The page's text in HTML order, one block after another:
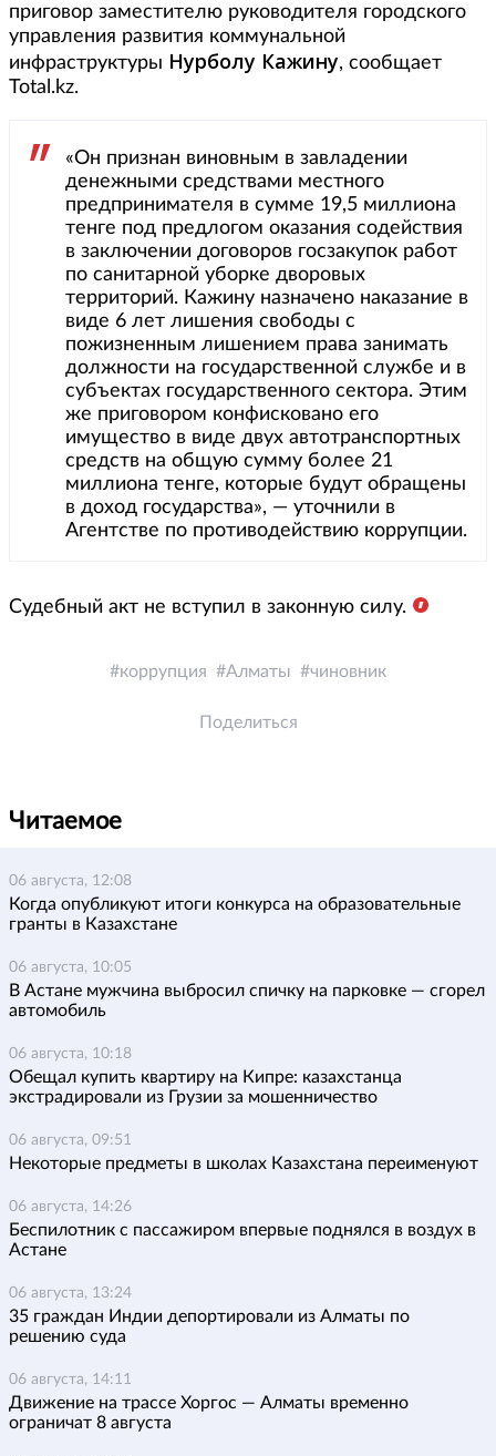
приговор заместителю руководителя городского
управления развития коммунальной
инфраструктуры Нурболу Кажину, сообщает
Total.kz.
«Он признан виновным в завладении
денежными средствами местного
предпринимателя в сумме 19,5 миллиона
тенге под предлогом оказания содействия
в заключении договоров госзакупок работ
по санитарной уборке дворовых
территорий. Кажину назначено наказание в
виде 6 лет лишения свободы с
пожизненным лишением права занимать
должности на государственной службе и в
субъектах государственного сектора. Этим
же приговором конфисковано его
имущество в виде двух автотранспортных
средств на общую сумму более 21
миллиона тенге, которые будут обращены
в доход государства», — уточнили в
Агентстве по противодействию коррупции.
Судебный акт не вступил в законную силу.
коррупция Алматы чиновник
Поделиться
Читаемое
06 августа, 12:08
Когда опубликуют итоги конкурса на образовательные
гранты в Казахстане
06 августа, 10:05
В Астане мужчина выбросил спичку на парковке — сгорел
автомобиль
06 августа, 10:18
Обещал купить квартиру на Кипре: казахстанца
экстрадировали из Грузии за мошенничество
06 августа, 09:51
Некоторые предметы в школах Казахстана переименуют
06 августа, 14:26
Беспилотник с пассажиром впервые поднялся в воздух в
Астане
06 августа, 13:24
35 граждан Индии депортировали из Алматы по
решению суда
06 августа, 14:11
Движение на трассе Хоргос — Алматы временно
ограничат 8 августа